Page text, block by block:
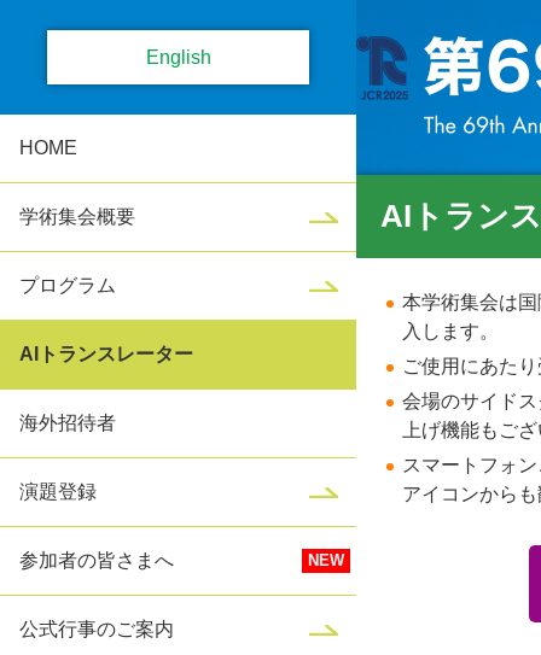
English
HOME
学術集会概要
プログラム
AIトランスレーター
海外招待者
演題登録
参加者の皆さまへ
公式行事のご案内
AIトラン
本学術集会は
入します。
ご使用にあた
会場のサイド
上げ機能もご
スマートフォ
アイコンから